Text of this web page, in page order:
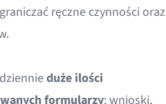
ręczne czynności oraz
duże ilości
formularzy: wnioski,